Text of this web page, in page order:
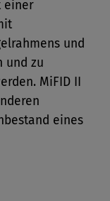
einer
und
und zu
MiFID II
eines